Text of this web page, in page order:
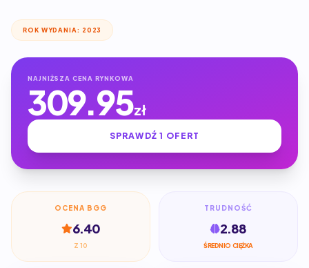
ROK WYDANIA: 2023
NAJNIŻSZA CENA RYNKOWA
309.95zł
SPRAWDŹ 1 OFERT
OCENA BGG
6.40
Z 10
TRUDNOŚĆ
2.88
ŚREDNIO CIĘŻKA